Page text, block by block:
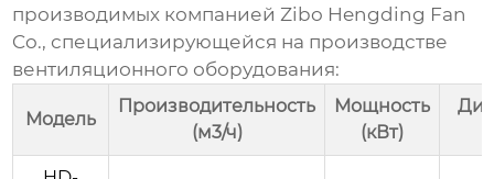
производимых компаниейZibo Hengding Fan
Co., специализирующейся на производстве
вентиляционного оборудования:
Модель
Производительность
(м3/ч)
Мощность
(кВт)